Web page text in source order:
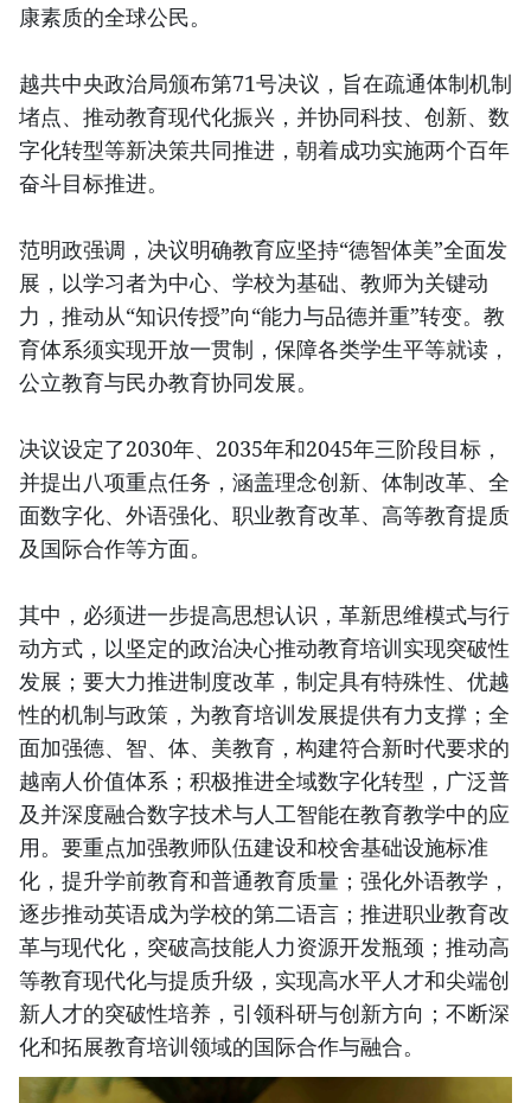
康素质的全球公民。
越共中央政治局颁布第71号决议，旨在疏通体制机制
堵点、推动教育现代化振兴，并协同科技、创新、数
字化转型等新决策共同推进，朝着成功实施两个百年
奋斗目标推进。
范明政强调，决议明确教育应坚持“德智体美”全面发
展，以学习者为中心、学校为基础、教师为关键动
力，推动从“知识传授”向“能力与品德并重”转变。教
育体系须实现开放一贯制，保障各类学生平等就读，
公立教育与民办教育协同发展。
决议设定了2030年、2035年和2045年三阶段目标，
并提出八项重点任务，涵盖理念创新、体制改革、全
面数字化、外语强化、职业教育改革、高等教育提质
及国际合作等方面。
其中，必须进一步提高思想认识，革新思维模式与行
动方式，以坚定的政治决心推动教育培训实现突破性
发展；要大力推进制度改革，制定具有特殊性、优越
性的机制与政策，为教育培训发展提供有力支撑；全
面加强德、智、体、美教育，构建符合新时代要求的
越南人价值体系；积极推进全域数字化转型，广泛普
及并深度融合数字技术与人工智能在教育教学中的应
用。要重点加强教师队伍建设和校舍基础设施标准
化，提升学前教育和普通教育质量；强化外语教学，
逐步推动英语成为学校的第二语言；推进职业教育改
革与现代化，突破高技能人力资源开发瓶颈；推动高
等教育现代化与提质升级，实现高水平人才和尖端创
新人才的突破性培养，引领科研与创新方向；不断深
化和拓展教育培训领域的国际合作与融合。